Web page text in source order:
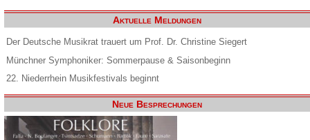
Aktuelle Meldungen
Der Deutsche Musikrat trauert um Prof. Dr. Christine Siegert
Münchner Symphoniker: Sommerpause & Saisonbeginn
22. Niederrhein Musikfestivals beginnt
Neue Besprechungen